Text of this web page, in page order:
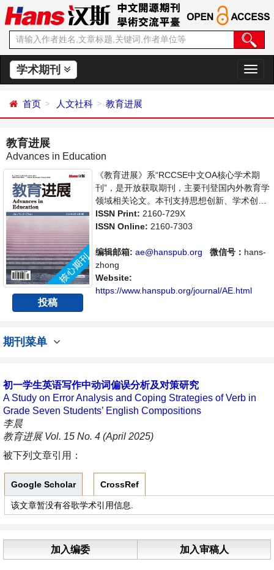
学术期刊
切
换
首页 人文社科 教育进展
教育进展
Advances in Education
投稿
《教育进展》系“RCCSE中文OA核心学术期
刊”，是开放获取期刊，主要刊登国内外教育学
领域相关论文。本刊支持思想创新、学术创
新，倡导科学，繁荣学术，集学术性、思想性
为一体，旨在给世界范围内的科学家、学者、
域内不同方向问题与发展的交流平台。
ISSN Print: 2160-729X
ISSN Online: 2160-7303
编辑邮箱: ae@hanspub.org 微信号： hans-
zhong
Website:
https://www.hanspub.org/journal/AE.html
期刊菜单
初一学生英语写作中动词偏误分析及对策研究
A Study on Error Analysis and Coping Strategies of Verb in
Grade Seven Students’ English Compositions
李晨
教育进展 Vol. 15 No. 4 (April 2025)
被下列文章引用：
Google Scholar CrossRef
该文章暂没有谷歌学术引用信息.
加入编委 加入审稿人